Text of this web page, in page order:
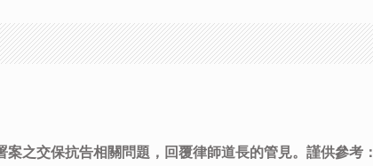
之交保抗告相關問題，回覆律師道長的管見。謹供參考：